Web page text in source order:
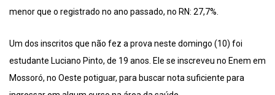
menor que o registrado no ano passado, no RN: 27,7%.
Um dos inscritos que não fez a prova neste domingo (10) foi
estudante Luciano Pinto, de 19 anos. Ele se inscreveu no Enem em
Mossoró, no Oeste potiguar, para buscar nota suficiente para